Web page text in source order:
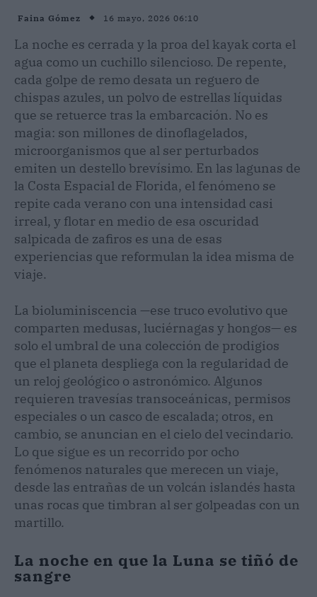
Faina Gómez 16 mayo, 2026 06:10
La noche es cerrada y la proa del kayak corta el
agua como un cuchillo silencioso. De repente,
cada golpe de remo desata un reguero de
chispas azules, un polvo de estrellas líquidas
que se retuerce tras la embarcación. No es
magia: son millones de dinoflagelados,
microorganismos que al ser perturbados
emiten un destello brevísimo. En las lagunas de
la Costa Espacial de Florida, el fenómeno se
repite cada verano con una intensidad casi
irreal, y flotar en medio de esa oscuridad
salpicada de zafiros es una de esas
experiencias que reformulan la idea misma de
viaje.
La bioluminiscencia —ese truco evolutivo que
comparten medusas, luciérnagas y hongos— es
solo el umbral de una colección de prodigios
que el planeta despliega con la regularidad de
un reloj geológico o astronómico. Algunos
requieren travesías transoceánicas, permisos
especiales o un casco de escalada; otros, en
cambio, se anuncian en el cielo del vecindario.
Lo que sigue es un recorrido por ocho
fenómenos naturales que merecen un viaje,
desde las entrañas de un volcán islandés hasta
unas rocas que timbran al ser golpeadas con un
martillo.
La noche en que la Luna se tiñó de
sangre